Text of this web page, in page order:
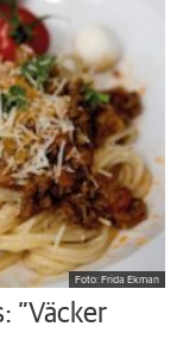
Foto: Frida Ekman
”Väcker